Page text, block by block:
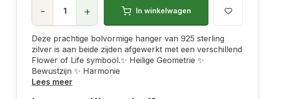
- + In winkelwagen
Deze prachtige bolvormige hanger van 925 sterling
zilver is aan beide zijden afgewerkt met een verschillend
Flower of Life symbool.✨ Heilige Geometrie ✨
Bewustzijn ✨ Harmonie
Lees meer